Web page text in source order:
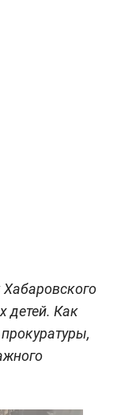
детей. Как